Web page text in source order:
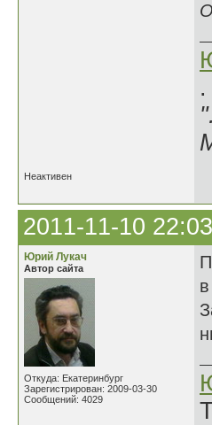
.
Неактивен
2011-11-10
Юрий Лукач
Автор сайта
Откуда: Екатеринбург
Зарегистрирован: 2009-03-30
Сообщений: 4029